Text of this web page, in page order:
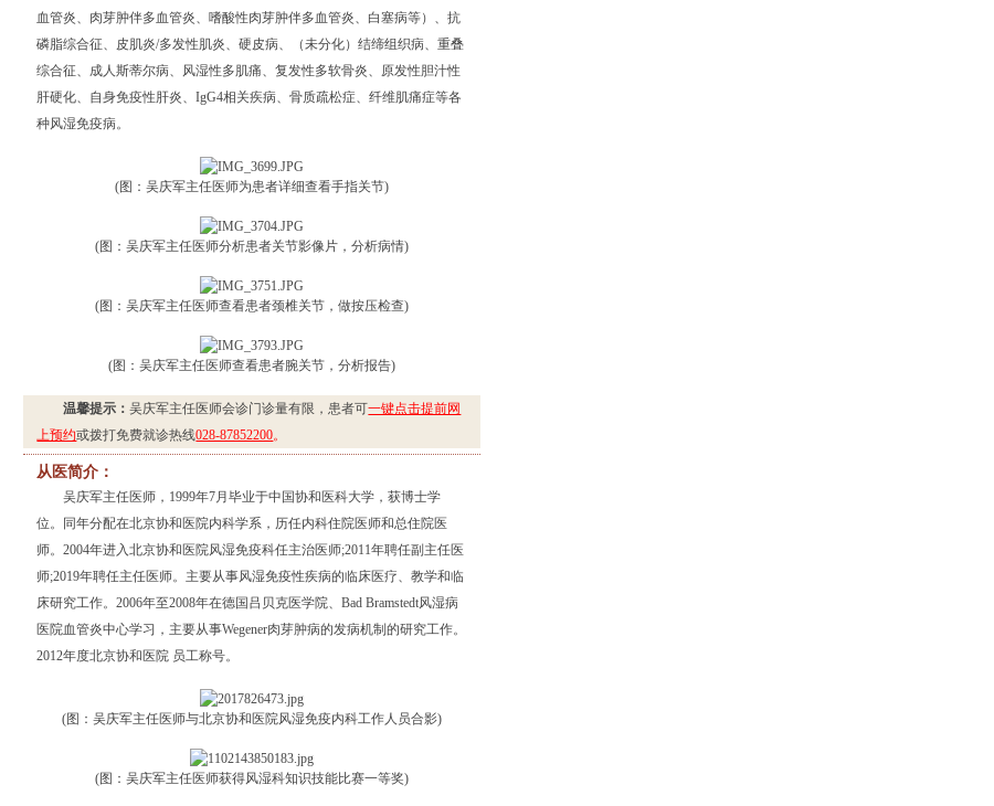
血管炎、肉芽肿伴多血管炎、嗜酸性肉芽肿伴多血管炎、白塞病等）、抗
磷脂综合征、皮肌炎/多发性肌炎、硬皮病、（未分化）结缔组织病、重叠
综合征、成人斯蒂尔病、风湿性多肌痛、复发性多软骨炎、原发性胆汁性
肝硬化、自身免疫性肝炎、IgG4相关疾病、骨质疏松症、纤维肌痛症等各
种风湿免疫病。
(图：吴庆军主任医师为患者详细查看手指关节)
(图：吴庆军主任医师分析患者关节影像片，分析病情)
(图：吴庆军主任医师查看患者颈椎关节，做按压检查)
(图：吴庆军主任医师查看患者腕关节，分析报告)
温馨提示：吴庆军主任医师会诊门诊量有限，患者可一键点击提前网
上预约或拨打免费就诊热线028-87852200。
从医简介：
吴庆军主任医师，1999年7月毕业于中国协和医科大学，获博士学
位。同年分配在北京协和医院内科学系，历任内科住院医师和总住院医
师。2004年进入北京协和医院风湿免疫科任主治医师;2011年聘任副主任医
师;2019年聘任主任医师。主要从事风湿免疫性疾病的临床医疗、教学和临
床研究工作。2006年至2008年在德国吕贝克医学院、Bad Bramstedt风湿病
医院血管炎中心学习，主要从事Wegener肉芽肿病的发病机制的研究工作。
2012年度北京协和医院 员工称号。
(图：吴庆军主任医师与北京协和医院风湿免疫内科工作人员合影)
(图：吴庆军主任医师获得风湿科知识技能比赛一等奖)